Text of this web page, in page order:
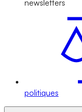
newsletters
politiques